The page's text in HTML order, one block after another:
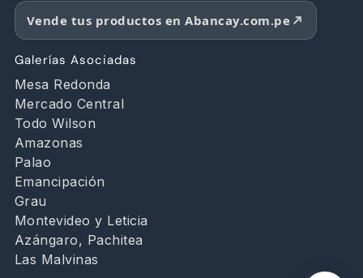
Vende tus productos en Abancay.com.pe
Galerías Asociadas
Mesa Redonda
Mercado Central
Todo Wilson
Amazonas
Palao
Emancipación
Grau
Montevideo y Leticia
Azángaro, Pachitea
Las Malvinas